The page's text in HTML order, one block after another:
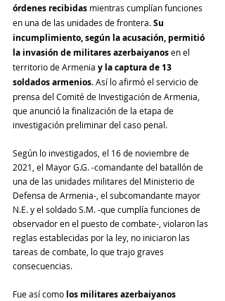
órdenes recibidas mientras cumplían funciones
en una de las unidades de frontera. Su
incumplimiento, según la acusación, permitió
la invasión de militares azerbaiyanos en el
territorio de Armenia y la captura de 13
soldados armenios. Así lo afirmó el servicio de
prensa del Comité de Investigación de Armenia,
que anunció la finalización de la etapa de
investigación preliminar del caso penal.
Según lo investigados, el 16 de noviembre de
2021, el Mayor G.G. -comandante del batallón de
una de las unidades militares del Ministerio de
Defensa de Armenia-, el subcomandante mayor
N.E. y el soldado S.M. -que cumplía funciones de
observador en el puesto de combate-, violaron las
reglas establecidas por la ley, no iniciaron las
tareas de combate, lo que trajo graves
consecuencias.
Fue así como los militares azerbaiyanos